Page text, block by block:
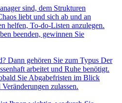
sind, dem Strukturen
liebt und sich ab und an
helfen, To-do-Listen anzulegen.
beenden, gewinnen Sie
Dann gehören Sie zum Typus Der
arbeitet und Ruhe benötigt.
Sie Abgabefristen im Blick
zulassen.